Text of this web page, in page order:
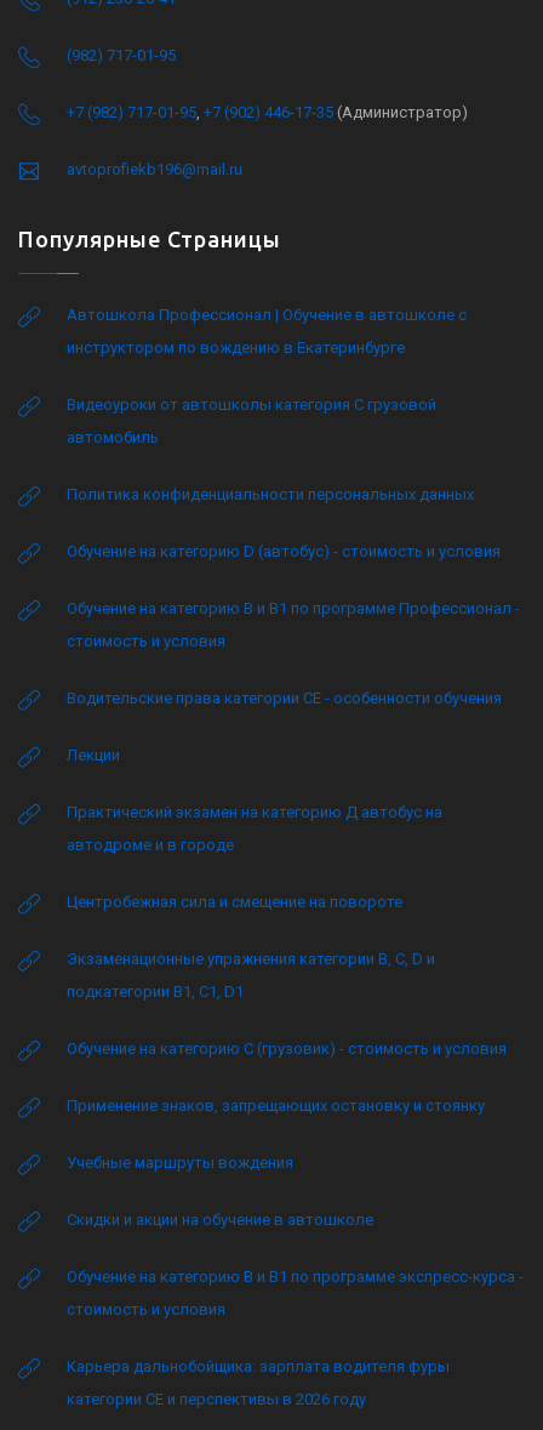
(982) 717-01-95
+7 (982) 717-01-95, +7 (902) 446-17-35 (Администратор)
avtoprofiekb196@mail.ru
Популярные Страницы
Автошкола Профессионал | Обучение в автошколе с
инструктором по вождению в Екатеринбурге
Видеоуроки от автошколы категория C грузовой
автомобиль
Политика конфиденциальности персональных данных
Обучение на категорию D (автобус) - стоимость и условия
Обучение на категорию B и B1 по программе Профессионал -
стоимость и условия
Водительские права категории CE - особенности обучения
Лекции
Практический экзамен на категорию Д автобус на
автодроме и в городе
Центробежная сила и смещение на повороте
Экзаменационные упражнения категории B, C, D и
подкатегории B1, C1, D1
Обучение на категорию C (грузовик) - стоимость и условия
Применение знаков, запрещающих остановку и стоянку
Учебные маршруты вождения
Скидки и акции на обучение в автошколе
Обучение на категорию B и B1 по программе экспресс-курса -
стоимость и условия
Карьера дальнобойщика: зарплата водителя фуры
категории CE и перспективы в 2026 году